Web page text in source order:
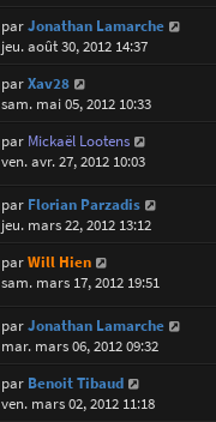
parJonathan Lamarche
jeu. août 30, 2012 14:37
parXav28
sam. mai 05, 2012 10:33
par Mickaël Lootens
ven. avr. 27, 2012 10:03
par Florian Parzadis
jeu. mars 22, 2012 13:12
parWill Hien
sam. mars 17, 2012 19:51
parJonathan Lamarche
mar. mars 06, 2012 09:32
par Benoit Tibaud
ven. mars 02, 2012 11:18